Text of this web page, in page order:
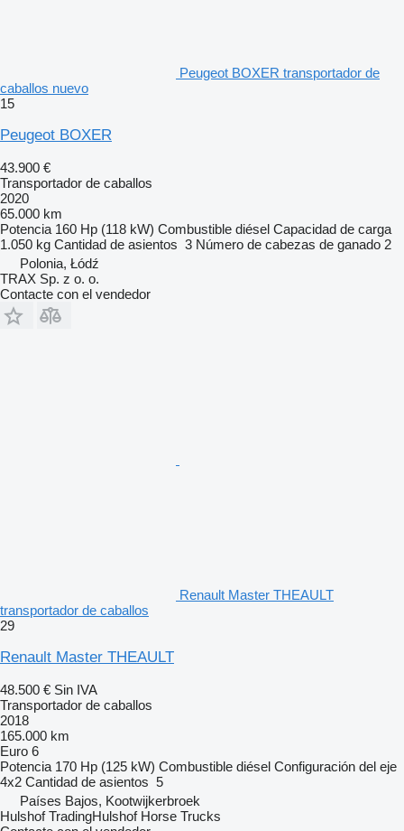
Peugeot BOXER transportador de
caballos nuevo
15
Peugeot BOXER
43.900 €
Transportador de caballos
2020
65.000 km
Potencia 160 Hp (118 kW) Combustible diésel Capacidad de carga
1.050 kg Cantidad de asientos 3 Número de cabezas de ganado 2
Polonia, Łódź
TRAX Sp. z o. o.
Contacte con el vendedor
Renault Master THEAULT
transportador de caballos
29
Renault Master THEAULT
48.500 € Sin IVA
Transportador de caballos
2018
165.000 km
Euro 6
Potencia 170 Hp (125 kW) Combustible diésel Configuración del eje
4x2 Cantidad de asientos 5
Países Bajos, Kootwijkerbroek
Hulshof TradingHulshof Horse Trucks